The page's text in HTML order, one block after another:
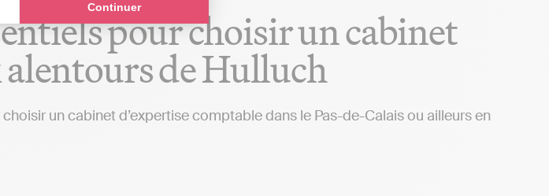
Continuer
pour choisir un cabinet
de Hulluch
un cabinet d’expertise comptable dans le Pas-de-Calais ou ailleurs en